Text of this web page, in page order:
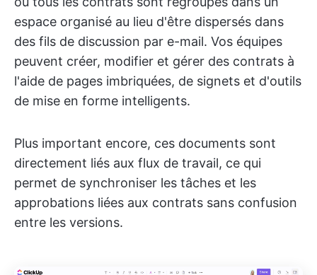
espace organisé au lieu d'être dispersés dans
des fils de discussion par e-mail. Vos équipes
peuvent créer, modifier et gérer des contrats à
l'aide de pages imbriquées, de signets et d'outils
de mise en forme intelligents.
Plus important encore, ces documents sont
directement liés aux flux de travail, ce qui
permet de synchroniser les tâches et les
approbations liées aux contrats sans confusion
entre les versions.